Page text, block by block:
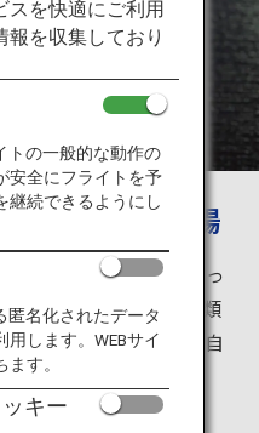
くれる古川市場
飯にお好みの具材をのっ
とずつ、たくさんの種類
方味わいたい」など、自
ます。
スを快適にご利用
報を収集しており
トの一般的な動作の
安全にフライトを予
継続できるようにし
匿名化されたデータ
します。WEBサイ
す。
キー